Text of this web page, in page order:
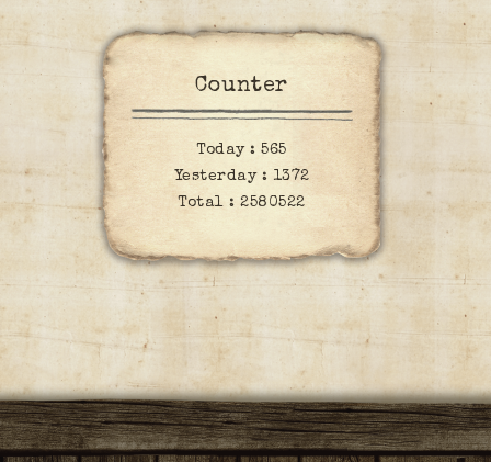
Counter
Today :565
Yesterday : 1372
Total :2580522